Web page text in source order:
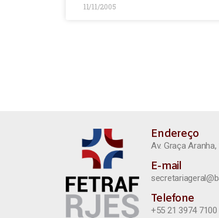
11/11/2005
Endereço
Av. Graça
E-mail
Telefone
+55 21 3974 7100